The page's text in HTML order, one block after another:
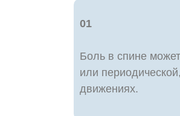
01
Боль в спине
или
движениях.